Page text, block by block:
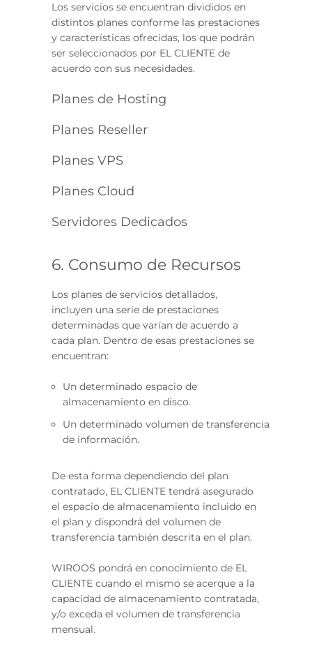
Los servicios se encuentran divididos en
distintos planes conforme las prestaciones
y características ofrecidas, los que podrán
ser seleccionados por EL CLIENTE de
acuerdo con sus necesidades.
Planes de Hosting
Planes Reseller
Planes VPS
Planes Cloud
Servidores Dedicados
6. Consumo de Recursos
Los planes de servicios detallados,
incluyen una serie de prestaciones
determinadas que varían de acuerdo a
cada plan. Dentro de esas prestaciones se
encuentran:
Un determinado espacio de
almacenamiento en disco.
Un determinado volumen de transferencia
de información.
De esta forma dependiendo del plan
contratado, EL CLIENTE tendrá asegurado
el espacio de almacenamiento incluido en
el plan y dispondrá del volumen de
transferencia también descrita en el plan.
WIROOS pondrá en conocimiento de EL
CLIENTE cuando el mismo se acerque a la
capacidad de almacenamiento contratada,
y/o exceda el volumen de transferencia
mensual.